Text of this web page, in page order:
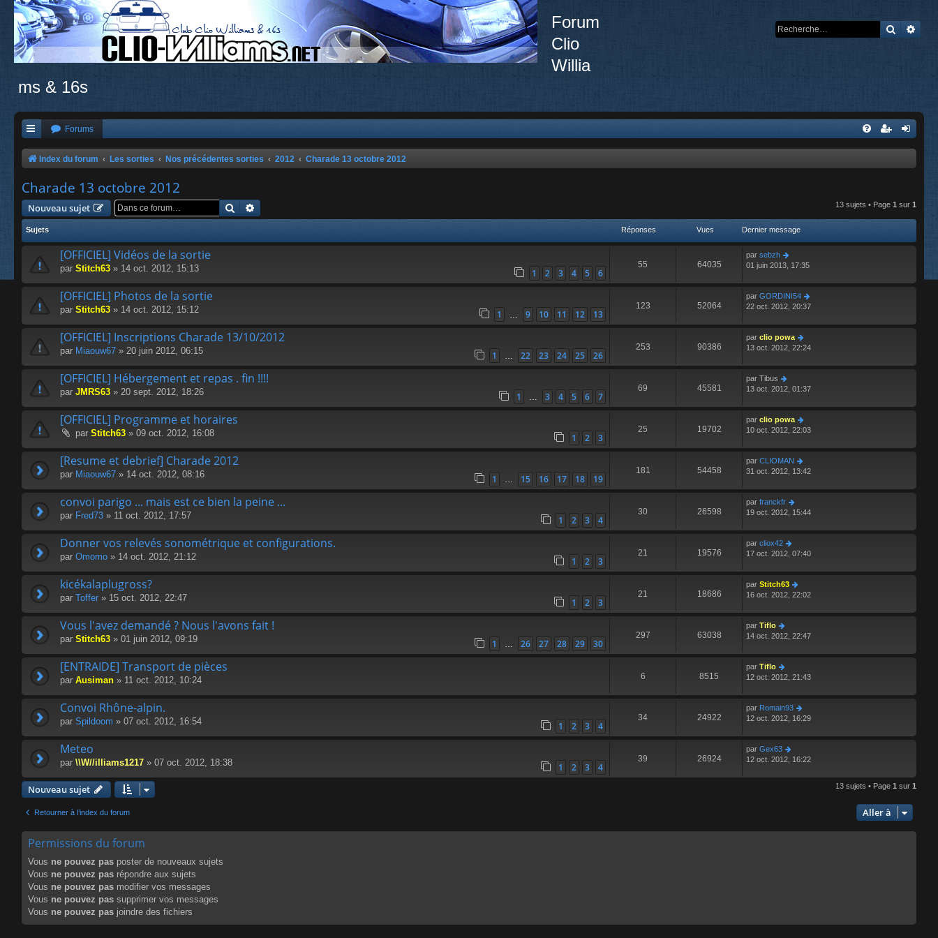
Forum
Clio
Willia
ms & 16s
Forums
Index du forum Les sorties Nos précédentes sorties 2012 Charade 13 octobre 2012
Charade 13 octobre 2012
Nouveau sujet Rechercher 13 sujets • Page 1 sur 1
Sujets Réponses Vues Dernier message
[OFFICIEL] Vidéos de la sortie
par Stitch63 » 14 oct. 2012, 15:13 1 2 3 4 5 6
55 64035
par sebzh
01 juin 2013, 17:35
[OFFICIEL] Photos de la sortie
par Stitch63 » 14 oct. 2012, 15:12 1 … 9 10 11 12 13
123 52064
par GORDINI54
22 oct. 2012, 20:37
[OFFICIEL] Inscriptions Charade 13/10/2012
par Miaouw67 » 20 juin 2012, 06:15 1 … 22 23 24 25 26
253 90386
par clio powa
13 oct. 2012, 22:24
[OFFICIEL] Hébergement et repas . fin !!!!
par JMRS63 » 20 sept. 2012, 18:26 1 … 3 4 5 6 7
69 45581
par Tibus
13 oct. 2012, 01:37
[OFFICIEL] Programme et horaires
par Stitch63 » 09 oct. 2012, 16:08 1 2 3
25 19702
par clio powa
10 oct. 2012, 22:03
[Resume et debrief] Charade 2012
par Miaouw67 » 14 oct. 2012, 08:16 1 … 15 16 17 18 19
181 54458
par CLIOMAN
31 oct. 2012, 13:42
convoi parigo ... mais est ce bien la peine ...
par Fred73 » 11 oct. 2012, 17:57 1 2 3 4
30 26598
par franckfr
19 oct. 2012, 15:44
Donner vos relevés sonométrique et configurations.
par Omomo » 14 oct. 2012, 21:12 1 2 3
21 19576
par cliox42
17 oct. 2012, 07:40
kicékalaplugross?
par Toffer » 15 oct. 2012, 22:47 1 2 3
21 18686
par Stitch63
16 oct. 2012, 22:02
Vous l'avez demandé ? Nous l'avons fait !
par Stitch63 » 01 juin 2012, 09:19 1 … 26 27 28 29 30
297 63038
par Tiflo
14 oct. 2012, 22:47
[ENTRAIDE] Transport de pièces
par Ausiman » 11 oct. 2012, 10:24 6 8515
par Tiflo
12 oct. 2012, 21:43
Convoi Rhône-alpin.
par Spildoom » 07 oct. 2012, 16:54 1 2 3 4
34 24922
par Romain93
12 oct. 2012, 16:29
Meteo
par \\W//illiams1217 » 07 oct. 2012, 18:38 1 2 3 4
39 26924
par Gex63
12 oct. 2012, 16:22
Nouveau sujet 13 sujets • Page 1 sur 1
Retourner à l’index du forum Aller à
Permissions du forum
Vous ne pouvez pas poster de nouveaux sujets
Vous ne pouvez pas répondre aux sujets
Vous ne pouvez pas modifier vos messages
Vous ne pouvez pas supprimer vos messages
Vous ne pouvez pas joindre des fichiers